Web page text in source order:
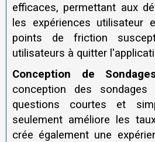
efficaces, permettant aux
les expériences utilisateur
points de friction
utilisateurs à quitter
Conception de
conception des
questions courtes et
seulement améliore les
crée également une